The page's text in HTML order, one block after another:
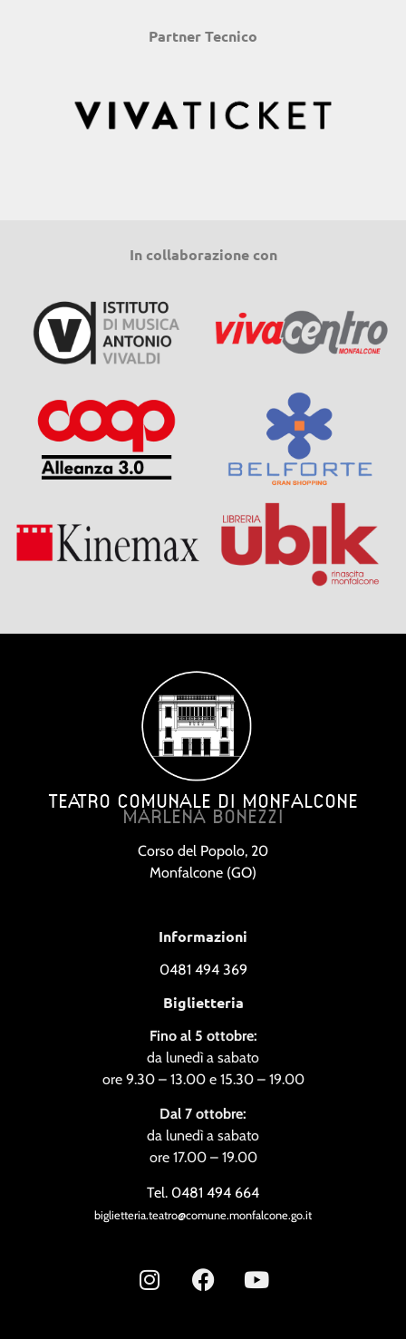
Partner Tecnico
In collaborazione con
TEATRO COMUNALE DI MONFALCONE
MARLENA BONEZZI
Corso del Popolo, 20
Monfalcone (GO)
Informazioni
0481 494 369
Biglietteria
Fino al 5 ottobre:
da lunedì a sabato
ore 9.30 – 13.00 e 15.30 – 19.00
Dal 7 ottobre:
da lunedì a sabato
ore 17.00 – 19.00
Tel. 0481 494 664
biglietteria.teatro@comune.monfalcone.go.it